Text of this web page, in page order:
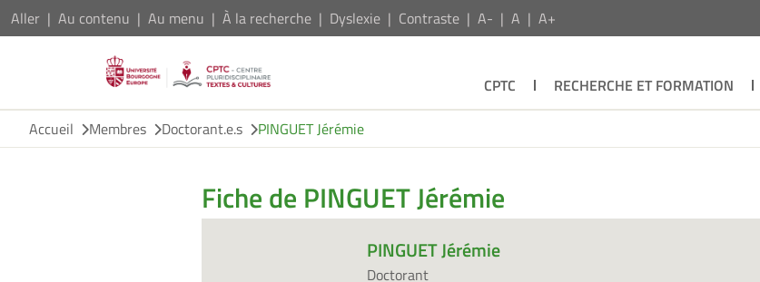
Aller Au contenu Au menu À la recherche Dyslexie Contraste A- A A+
CPTC RECHERCHE ET FORMATION
Accueil
Membres Doctorant.e.s PINGUET Jérémie
Fiche de PINGUET Jérémie
PINGUET Jérémie
Doctorant